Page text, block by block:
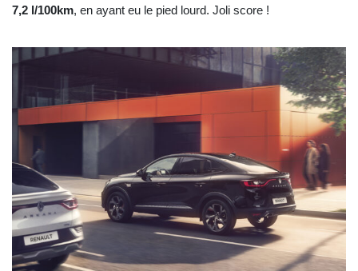
7,2 l/100km, en ayant eu le pied lourd. Joli score !